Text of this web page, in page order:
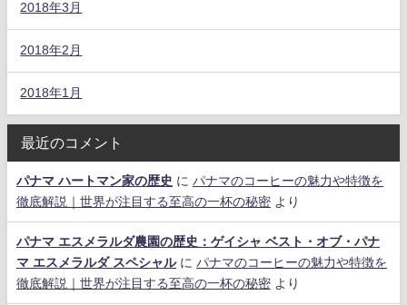
2018年3月
2018年2月
2018年1月
最近のコメント
パナマ ハートマン家の歴史 に パナマのコーヒーの魅力や特徴を
徹底解説｜世界が注目する至高の一杯の秘密 より
パナマ エスメラルダ農園の歴史：ゲイシャ ベスト・オブ・パナ
マ エスメラルダ スペシャルに パナマのコーヒーの魅力や特徴を
徹底解説｜世界が注目する至高の一杯の秘密 より